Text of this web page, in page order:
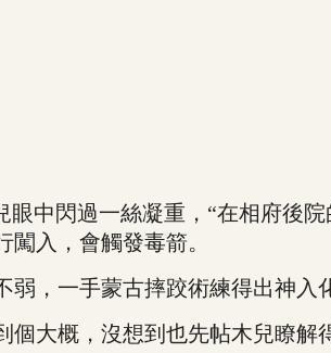
中閃過一絲凝重，“在相府後院
入，會觸發毒箭。
，一手蒙古摔跤術練得出神入
概，沒想到也先帖木兒瞭解